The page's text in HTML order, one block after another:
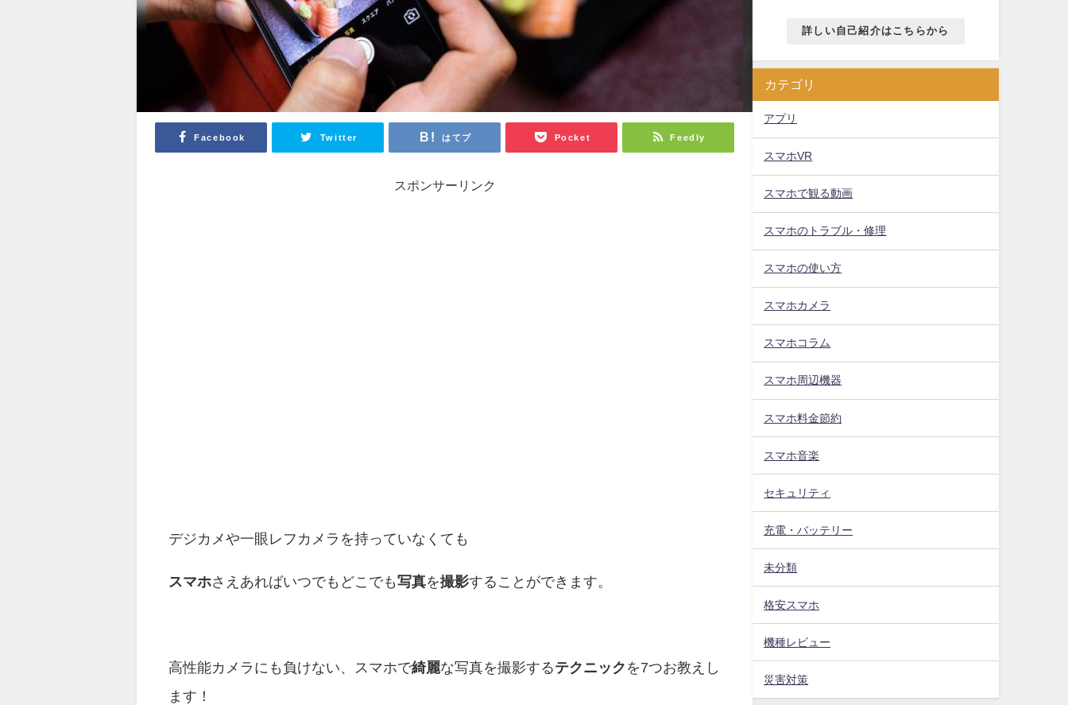
Facebook Twitter はてブ Pocket Feedly
スポンサーリンク
デジカメや一眼レフカメラを持っていなくても
スマホさえあればいつでもどこでも写真を撮影することができます。
高性能カメラにも負けない、スマホで綺麗な写真を撮影するテクニック を7つお教えし
ます！
詳しい自己紹介はこちらから
カテゴリ
アプリ
スマホVR
スマホで観る動画
スマホのトラブル・修理
スマホの使い方
スマホカメラ
スマホコラム
スマホ周辺機器
スマホ料金節約
スマホ音楽
セキュリティ
充電・バッテリー
未分類
格安スマホ
機種レビュー
災害対策